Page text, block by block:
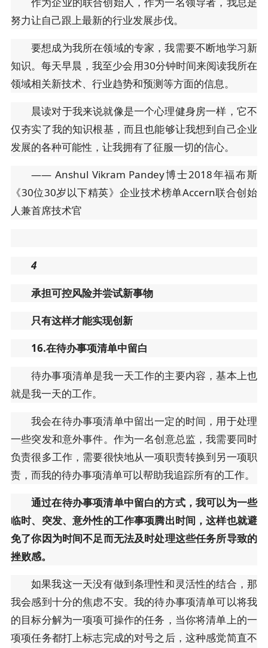
努力让自己跟上最新的行业发展步伐。
要想成为我所在领域的专家，我需要不断地学习新
知识。每天早晨，我至少会用30分钟时间来阅读我所在
领域相关新技术、行业趋势和预测等方面的信息。
晨读对于我来说就像是一个心理健身房一样，它不
仅夯实了我的知识根基，而且也能够让我想到自己企业
发展的各种可能性，让我拥有了征服一切的信心。
—— Anshul Vikram Pandey博士2018年福布斯
《30位30岁以下精英》企业技术榜单Accern联合创始
人兼首席技术官
4
承担可控风险并尝试新事物
只有这样才能实现创新
16.在待办事项清单中留白
待办事项清单是我一天工作的主要内容，基本上也
就是我一天的工作。
我会在待办事项清单中留出一定的时间，用于处理
一些突发和意外事件。作为一名创意总监，我需要同时
负责很多工作，需要很快地从一项职责转换到另一项职
责，而我的待办事项清单可以帮助我追踪所有的工作。
通过在待办事项清单中留白的方式，我可以为一些
临时、突发、意外性的工作事项腾出时间，这样也就避
免了你因为时间不足而无法及时处理这些任务所导致的
挫败感。
如果我这一天没有做到条理性和灵活性的结合，那
我会感到十分的焦虑不安。我的待办事项清单可以将我
的目标分解为一项项可操作的任务，当你将清单上的一
项项任务都打上标志完成的对号之后，这种感觉简直不